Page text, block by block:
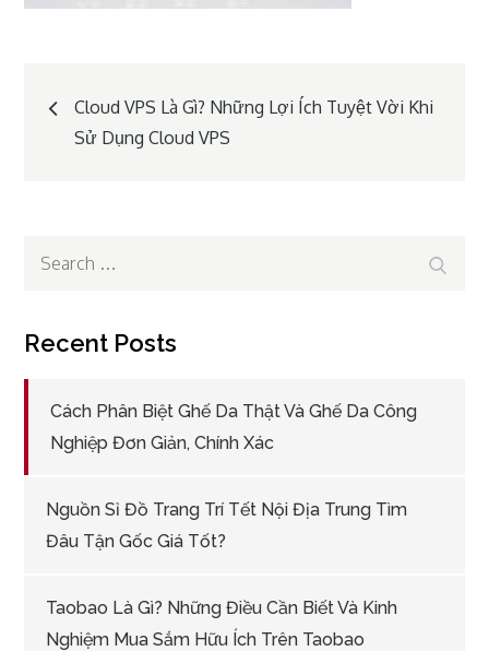
Post
navigation
Cloud VPS Là Gì? Những Lợi Ích Tuyệt Vời Khi
Sử Dụng Cloud VPS
Search
Recent Posts
Cách Phân Biệt Ghế Da Thật Và Ghế Da Công
Nghiệp Đơn Giản, Chính Xác
Nguồn Sỉ Đồ Trang Trí Tết Nội Địa Trung Tìm
Đâu Tận Gốc Giá Tốt?
Taobao Là Gì? Những Điều Cần Biết Và Kinh
Nghiệm Mua Sắm Hữu Ích Trên Taobao